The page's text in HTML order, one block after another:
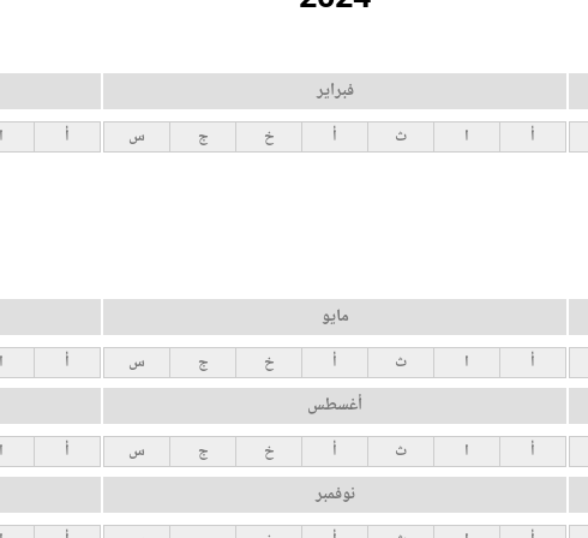
فبراير
أ ا ث أ خ ج س أ ا
مايو
أ ا ث أ خ ج س أ ا
أغسطس
أ ا ث أ خ ج س أ ا
نوفمبر